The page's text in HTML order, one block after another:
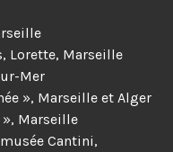
Lorette, Marseille
Mer
», Marseille et Alger
», Marseille
Cantini,